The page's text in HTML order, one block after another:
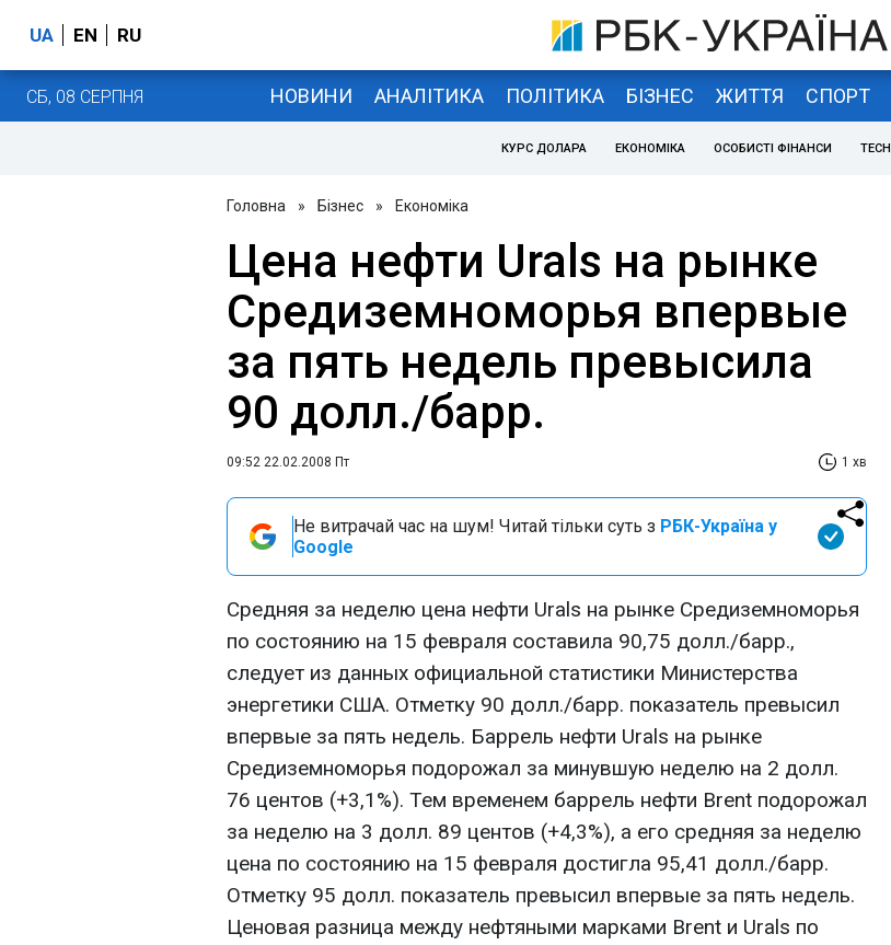
UA EN RU
СБ, 08 СЕРПНЯ НОВИНИ АНАЛІТИКА ПОЛІТИКА БІЗНЕС ЖИТТЯ СПОРТ
КУРС ДОЛАРА ЕКОНОМІКА ОСОБИСТІ ФІНАНСИ TECH
Головна » Бізнес » Економіка
Цена нефти Urals на рынке
Средиземноморья впервые
за пять недель превысила
90 долл./барр.
09:52 22.02.2008 Пт 1 хв
Не витрачай час на шум! Читай тільки суть з РБК-Україна у
Google
Средняя за неделю цена нефти Urals на рынке Средиземноморья
по состоянию на 15 февраля составила 90,75 долл./барр.,
следует из данных официальной статистики Министерства
энергетики США. Отметку 90 долл./барр. показатель превысил
впервые за пять недель. Баррель нефти Urals на рынке
Средиземноморья подорожал за минувшую неделю на 2 долл.
76 центов (+3,1%). Тем временем баррель нефти Brent подорожал
за неделю на 3 долл. 89 центов (+4,3%), а его средняя за неделю
цена по состоянию на 15 февраля достигла 95,41 долл./барр.
Отметку 95 долл. показатель превысил впервые за пять недель.
Ценовая разница между нефтяными марками Brent и Urals по